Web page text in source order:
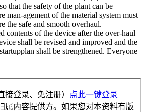
that the safety of the plant can be
man-agement of the material system must
the safe and smooth overhaul.
contents of the device after the over-haul
shall be revised and improved and the
shall be strengthened. Everyone
接登录、免注册）
点此一键登录
内容提供方。如果您对本资料有版